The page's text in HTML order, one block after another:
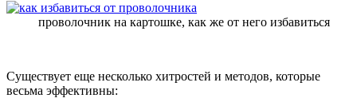
проволочник на картошке, как же от него избавиться
Существует еще несколько хитростей и методов, которые
весьма эффективны: